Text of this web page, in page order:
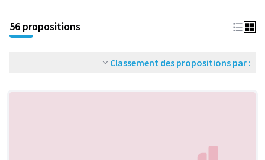
56 propositions
Classement des propositions par :